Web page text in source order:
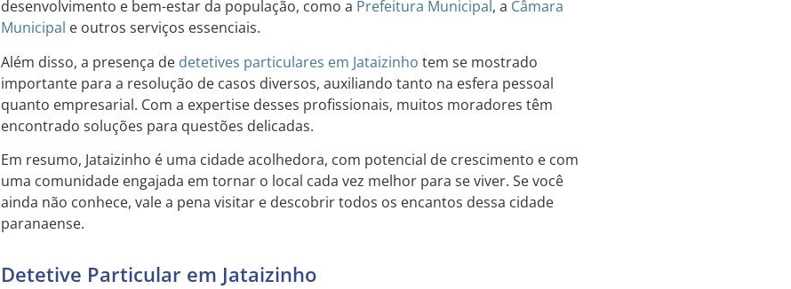
desenvolvimento e bem-estar da população, como a Prefeitura Municipal, a Câmara
Municipal e outros serviços essenciais.
Além disso, a presença de detetives particulares em Jataizinho tem se mostrado
importante para a resolução de casos diversos, auxiliando tanto na esfera pessoal
quanto empresarial. Com a expertise desses profissionais, muitos moradores têm
encontrado soluções para questões delicadas.
Em resumo, Jataizinho é uma cidade acolhedora, com potencial de crescimento e com
uma comunidade engajada em tornar o local cada vez melhor para se viver. Se você
ainda não conhece, vale a pena visitar e descobrir todos os encantos dessa cidade
paranaense.
Detetive Particular em Jataizinho